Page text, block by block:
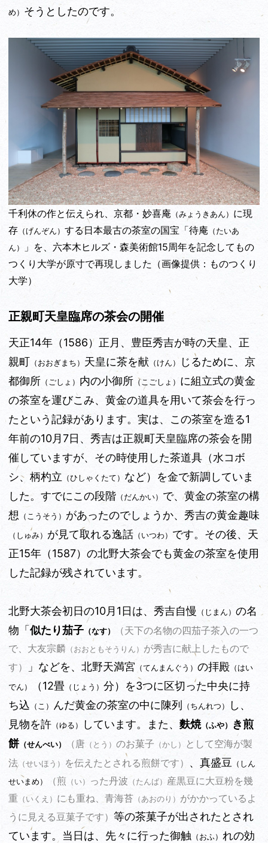
め） そうとしたのです。
千利休の作と伝えられ、京都・妙喜庵 （みょうきあん） に現
存 （げんぞん） する日本最古の茶室の国宝「待庵 （たいあ
ん）
」を、六本木ヒルズ・森美術館15周年を記念してもの
つくり大学が原寸で再現しました（画像提供：ものつくり
大学）
正親町天皇臨席の茶会の開催
天正14年（1586）正月、豊臣秀吉が時の天皇、正
親町 （おおぎまち） 天皇に茶を献 （けん）
じるために、京
都御所 （ごしょ） 内の小御所 （こごしょ） に組立式の黄金
の茶室を運びこみ、黄金の道具を用いて茶会を行っ
たという記録があります。実は、この茶室を造る1
年前の10月7日、秀吉は正親町天皇臨席の茶会を開
催 していますが、その時使用した茶道具（水コボ
シ、柄杓立 （ひしゃくたて） など）を金で新調していま
した。すでにこの段階 （だんかい） で、黄金の茶室の構
想 （こうそう） があったのでしょうか、秀吉の黄金趣味
（しゅみ） が見て取れる逸話 （いつわ） です。その後、天
正15年 （1587） の北野大茶会でも黄金の茶室を使用
した記録が残されています。
北野大茶会初日の10月1日は、秀吉自慢 （じまん） の名
物「 似たり茄子 （なす）
（天下の名物の四茄子茶入の一つ
で、大友宗麟 （おおともそうりん） が秀吉に献上したもので
す）
」などを、北野天満宮 （てんまんぐう） の拝殿 （はい
でん）
（12畳 （じょう） 分）を3つに区切った中央に持
ち込 （こ） んだ黄金の茶室の中に陳列 （ちんれつ）
し、
見物を許 （ゆる） しています。また、 麩焼（ふや）
き煎
餅 （せんべい） （唐（とう） のお菓子 （かし）
として空海が製
法（せいほう） を伝えたとされる煎餅です） 、真盛豆 （しん
せいまめ）
（煎 （い） った丹波 （たんば） 産黒豆に大豆粉を幾
重 （いくえ） にも重ね、青海苔 （あおのり） がかかっているよ
うに見える豆菓子です） 等の茶菓子が出されたとされ
ています。当日は、先々に行った御触 （おふ） れの効